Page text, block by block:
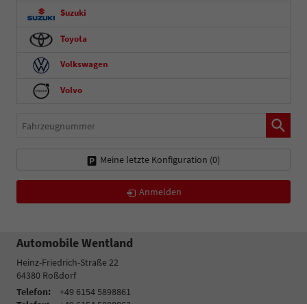
Suzuki
Toyota
Volkswagen
Volvo
Fahrzeugnummer
Meine letzte Konfiguration (0)
Anmelden
Automobile Wentland
Heinz-Friedrich-Straße 22
64380 Roßdorf
Telefon:
+49 6154 5898861